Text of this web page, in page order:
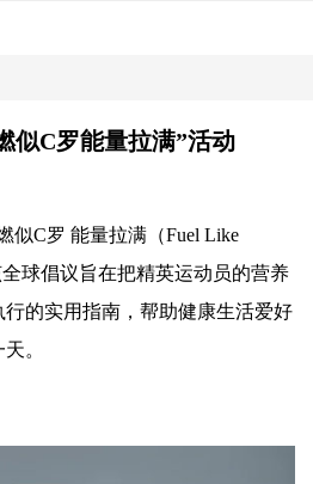
似C罗能量拉满”活动
C罗 能量拉满（Fuel Like
球倡议旨在把精英运动员的营养
的实用指南，帮助健康生活爱好
。